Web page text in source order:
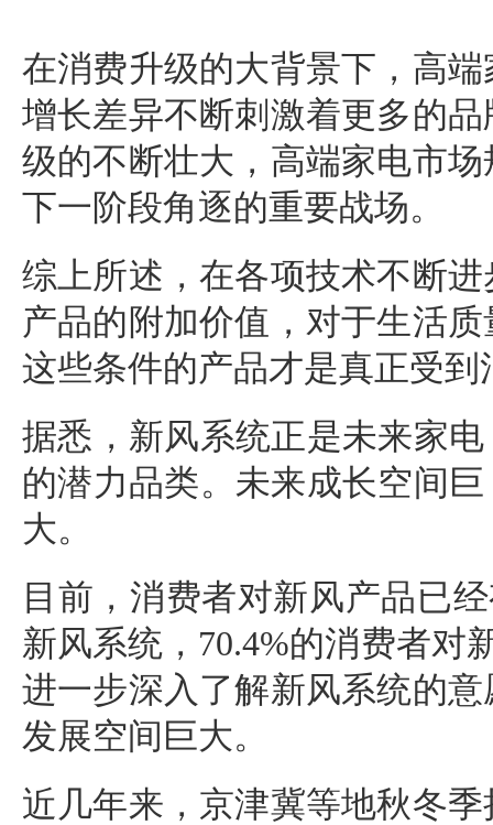
在消费升级的大背景下，高
增长差异不断刺激着更多的
级的不断壮大，高端家电市
下一阶段角逐的重要战场。
综上所述，在各项技术不断
产品的附加价值，对于生活
这些条件的产品才是真正受
据悉， 新风系统正是未来家电
的潜力品类。未来成长空间巨
大。
目前，消费者对新风产品已
新风系统 ，70.4%的消费者对
进一步深入了解新风系统的
发展空间巨大。
近几年来，京津冀等地秋冬